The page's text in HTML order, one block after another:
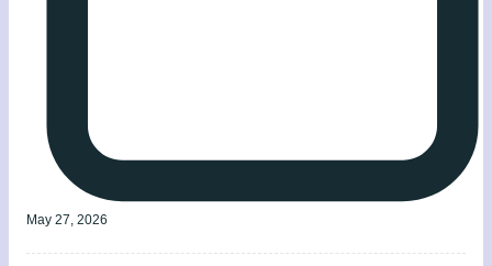
May 27, 2026